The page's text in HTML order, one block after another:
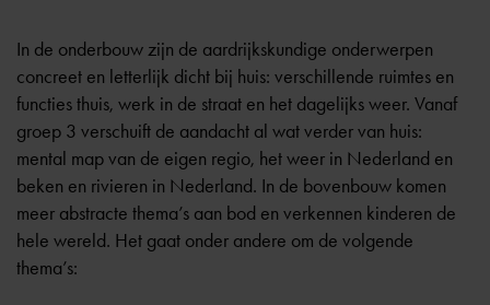
In de onderbouw zijn de aardrijkskundige onderwerpen
concreet en letterlijk dicht bij huis: verschillende ruimtes en
functies thuis, werk in de straat en het dagelijks weer. Vanaf
groep 3 verschuift de aandacht al wat verder van huis:
mental map van de eigen regio, het weer in Nederland en
beken en rivieren in Nederland. In de bovenbouw komen
meer abstracte thema’s aan bod en verkennen kinderen de
hele wereld. Het gaat onder andere om de volgende
thema’s: